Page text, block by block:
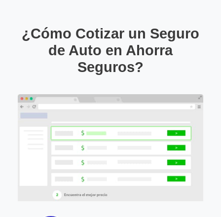
¿Cómo Cotizar un Seguro
de Auto en Ahorra
Seguros?